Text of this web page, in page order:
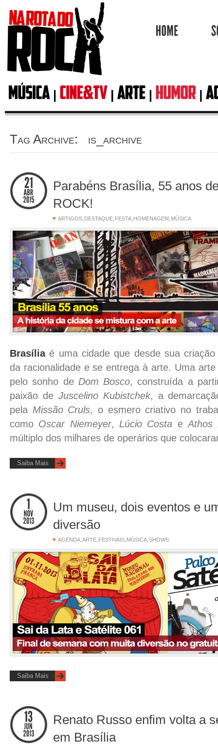
Tag Archive: is_archive
Parabéns Brasília, 55 anos
ROCK!
ARTIGOS, DESTAQUE, FESTA, HOMENAGEM, MÚSICA
Brasíliaé uma cidade que desde sua criação
da racionalidade e se entrega à arte. Uma
pelo sonho de Dom Bosco, construída a
paixão de Juscelino Kubistchek, a
pela Missão Cruls, o esmero criativo no
como Oscar Niemeyer, Lúcio Costa e Athos
múltiplo dos milhares de operários que
Saiba Mais
Um museu, dois eventos e
diversão
AGENDA ARTE FESTIVAIS MÚSICA SHOWS
Saiba Mais
Renato Russo enfim volta a
em Brasília